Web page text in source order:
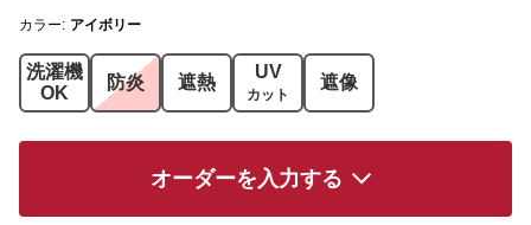
カラー: アイボリー
洗濯機
OK
防炎 遮熱
UV
カット
遮像
オーダーを入力する